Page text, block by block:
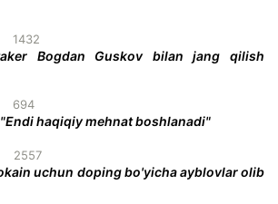
1432
Bogdan Guskov bilan jang qilish
694
haqiqiy mehnat boshlanadi"
2557
uchun doping bo'yicha ayblovlar olib